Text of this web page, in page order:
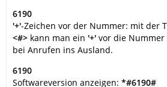
6190
'+'-Zeichen vor der Nummer: mit der
<#> kann man ein '+' vor die
bei Anrufen ins Ausland.
6190
Softwareversion anzeigen: *#6190#